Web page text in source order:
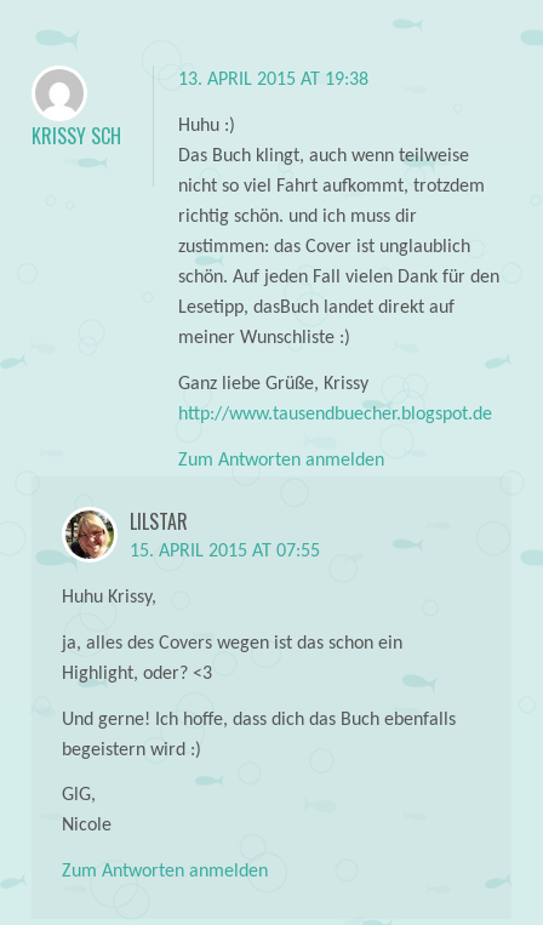
KRISSY SCH
13. APRIL 2015 AT 19:38
Huhu :)
Das Buch klingt, auch wenn teilweise
nicht so viel Fahrt aufkommt, trotzdem
richtig schön. und ich muss dir
zustimmen: das Cover ist unglaublich
schön. Auf jeden Fall vielen Dank für den
Lesetipp, dasBuch landet direkt auf
meiner Wunschliste :)
Ganz liebe Grüße, Krissy
http://www.tausendbuecher.blogspot.de
Zum Antworten anmelden
LILSTAR
15. APRIL 2015 AT 07:55
Huhu Krissy,
ja, alles des Covers wegen ist das schon ein
Highlight, oder? <3
Und gerne! Ich hoffe, dass dich das Buch ebenfalls
begeistern wird :)
GlG,
Nicole
Zum Antworten anmelden